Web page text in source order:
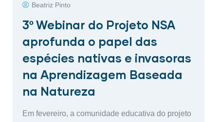
Beatriz Pinto
3º Webinar do Projeto NSA
aprofunda o papel das
espécies nativas e invasoras
na Aprendizagem Baseada
na Natureza
Em fevereiro, a comunidade educativa do projeto